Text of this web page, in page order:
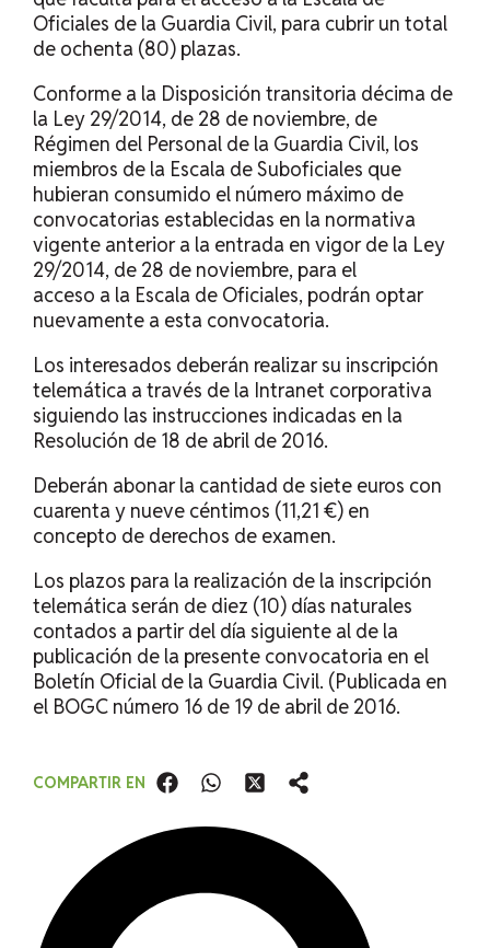
Oficiales de la Guardia Civil, para cubrir un total
de ochenta (80) plazas.
Conforme a la Disposición transitoria décima de
la Ley 29/2014, de 28 de noviembre, de
Régimen del Personal de la Guardia Civil, los
miembros de la Escala de Suboficiales que
hubieran consumido el número máximo de
convocatorias establecidas en la normativa
vigente anterior a la entrada en vigor de la Ley
29/2014, de 28 de noviembre, para el
acceso a la Escala de Oficiales, podrán optar
nuevamente a esta convocatoria.
Los interesados deberán realizar su inscripción
telemática a través de la Intranet corporativa
siguiendo las instrucciones indicadas en la
Resolución de 18 de abril de 2016.
Deberán abonar la cantidad de siete euros con
cuarenta y nueve céntimos (11,21 €) en
concepto de derechos de examen.
Los plazos para la realización de la inscripción
telemática serán de diez (10) días naturales
contados a partir del día siguiente al de la
publicación de la presente convocatoria en el
Boletín Oficial de la Guardia Civil. (Publicada en
el BOGC número 16 de 19 de abril de 2016.
COMPARTIR EN